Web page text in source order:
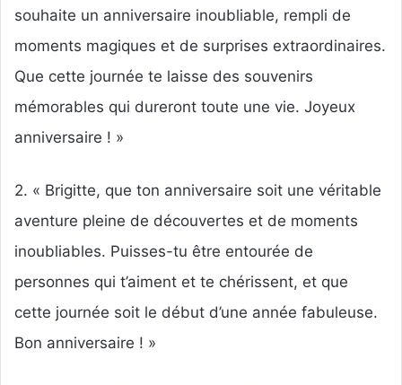
souhaite un anniversaire inoubliable, rempli de
moments magiques et de surprises extraordinaires.
Que cette journée te laisse des souvenirs
mémorables qui dureront toute une vie. Joyeux
anniversaire ! »
2. « Brigitte, que ton anniversaire soit une véritable
aventure pleine de découvertes et de moments
inoubliables. Puisses-tu être entourée de
personnes qui t’aiment et te chérissent, et que
cette journée soit le début d’une année fabuleuse.
Bon anniversaire ! »